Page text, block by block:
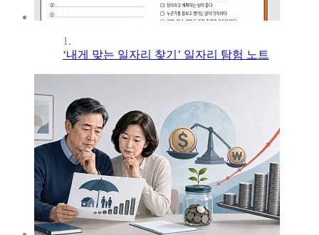
1.
‘내게 맞는 일자리 찾기’ 일자리 탐험 노트